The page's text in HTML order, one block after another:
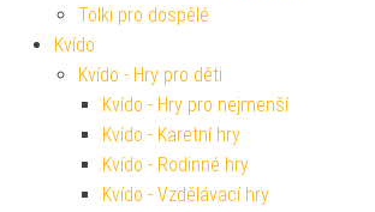
Tolki pro dospělé
Kvído
Kvído - Hry pro děti
Kvído - Hry pro nejmenší
Kvído - Karetní hry
Kvído - Rodinné hry
Kvído - Vzdělávací hry